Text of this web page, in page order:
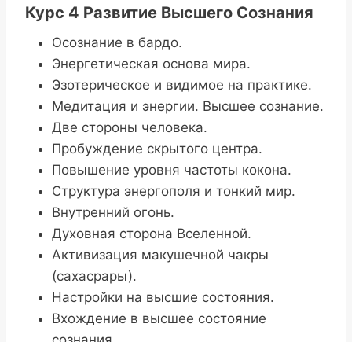
Курс 4 Развитие Высшего Сознания
Осознание в бардо.
Энергетическая основа мира.
Эзотерическое и видимое на практике.
Медитация и энергии. Высшее сознание.
Две стороны человека.
Пробуждение скрытого центра.
Повышение уровня частоты кокона.
Структура энергополя и тонкий мир.
Внутренний огонь.
Духовная сторона Вселенной.
Активизация макушечной чакры
(сахасрары).
Настройки на высшие состояния.
Вхождение в высшее состояние